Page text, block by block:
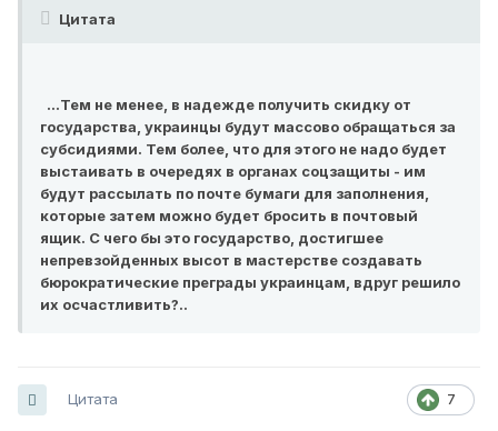
Цитата
...Тем не менее, в надежде получить скидку от
государства, украинцы будут массово обращаться за
субсидиями. Тем более, что для этого не надо будет
выстаивать в очередях в органах соцзащиты - им
будут рассылать по почте бумаги для заполнения,
которые затем можно будет бросить в почтовый
ящик. С чего бы это государство, достигшее
непревзойденных высот в мастерстве создавать
бюрократические преграды украинцам, вдруг решило
их осчастливить?..
7
Цитата